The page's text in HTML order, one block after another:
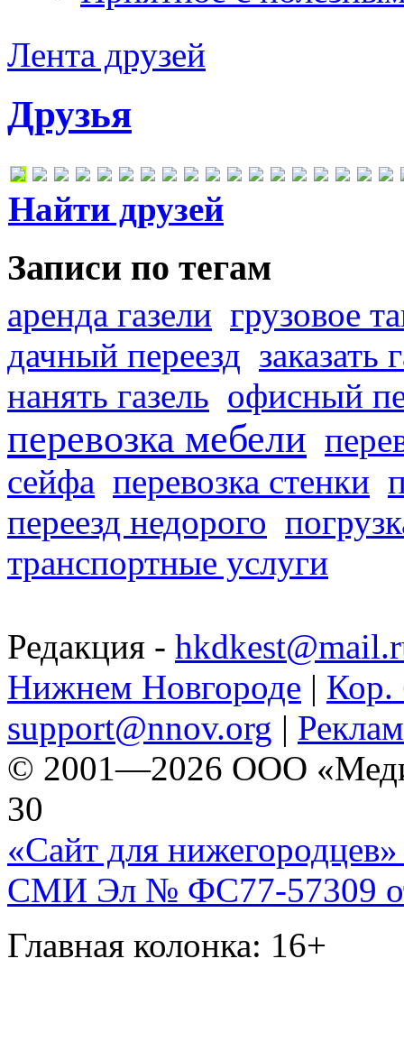
Лента друзей
Друзья
Найти друзей
Записи по тегам
аренда газели грузовое
дачный переезд заказать
нанять газель офисный
перевозка мебели
сейфа перевозка стенки
переезд недорого
транспортные услуги
Редакция -
Нижнем Новгороде | Кор.
support@nnov.org |
© 2001—2026 ООО
30
«Сайт для нижегородцев»
СМИ Эл № ФС77-57309
Главная колонка: 16+